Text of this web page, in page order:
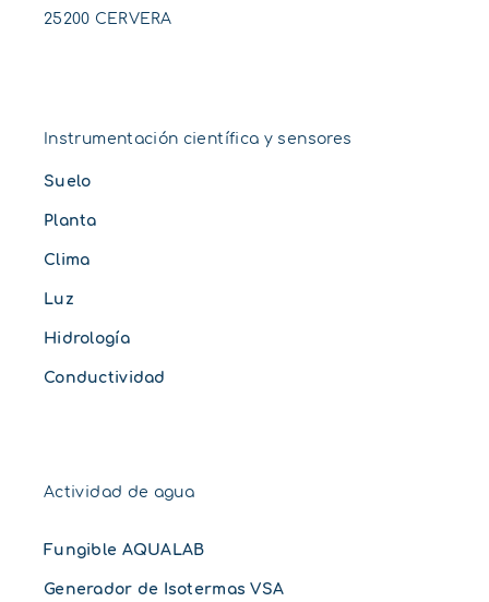
25200 CERVERA
Instrumentación científica y sensores
Suelo
Planta
Clima
Luz
Hidrología
Conductividad
Actividad de agua
Fungible AQUALAB
Generador de Isotermas VSA